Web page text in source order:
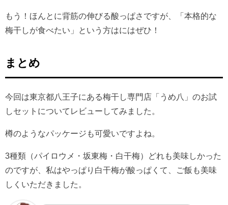
もう！ほんとに背筋の伸びる酸っぱさですが、「本格的な
梅干しが食べたい」という方はにはぜひ！
まとめ
今回は東京都八王子にある梅干し専門店「うめ八」のお試
しセットについてレビューしてみました。
樽のようなパッケージも可愛いですよね。
3種類（パイロウメ・坂東梅・白干梅）どれも美味しかった
のですが、私はやっぱり白干梅が酸っぱくて、ご飯も美味
しくいただきました。